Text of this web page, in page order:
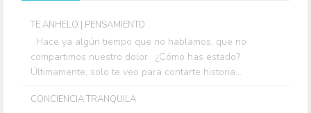
TE ANHELO | PENSAMIENTO
Hace ya algún tiempo que no hablamos, que no
compartimos nuestro dolor. ¿Cómo has estado?
Últimamente, solo te veo para contarte historia...
CONCIENCIA TRANQUILA